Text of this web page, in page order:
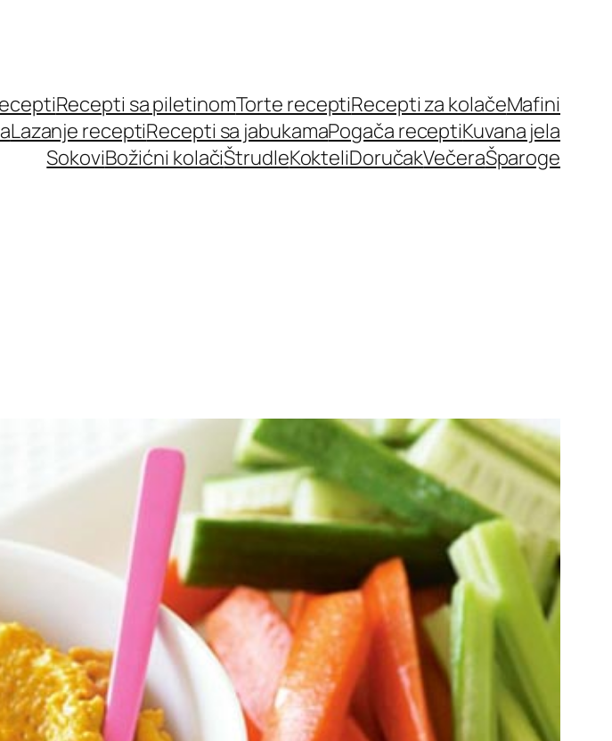
Recepti sa piletinomTorte receptiRecepti za kolačeMafini
Lazanje receptiRecepti sa jabukamaPogača receptiKuvana jela
SokoviBožićni kolačiŠtrudleKokteliDoručakVečeraŠparoge